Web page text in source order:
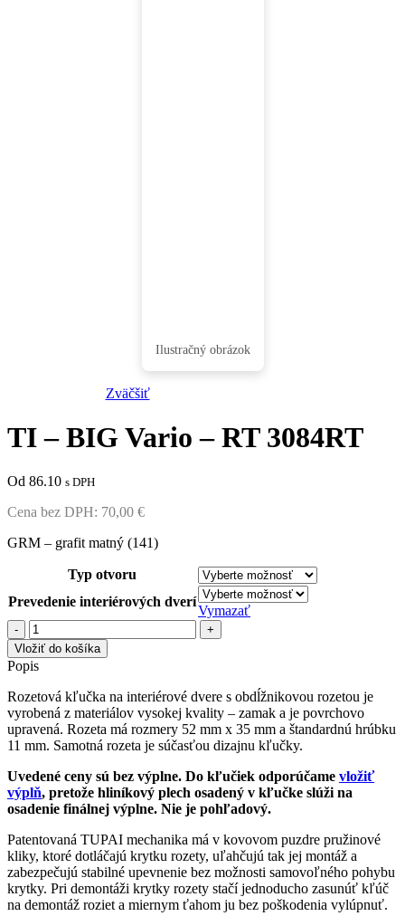
Zväčšiť
TI – BIG Vario – RT 3084RT
Od 86.10 s DPH
Cena bez DPH: 70,00 €
GRM – grafit matný (141)
Typ otvoru
Prevedenie interiérových dverí
Vymazať
množstvo
TI
-
Vario
-
RT
3084RT
Vložiť do košíka
Popis
Rozetová kľučka na interiérové dvere s obdĺžnikovou rozetou je
vyrobená z materiálov vysokej kvality – zamak a je povrchovo
upravená. Rozeta má rozmery 52 mm x 35 mm a štandardnú hrúbku
11 mm. Samotná rozeta je súčasťou dizajnu kľučky.
Uvedené ceny sú bez výplne. Do kľučiek odporúčame vložiť
výplň, pretože hliníkový plech osadený v kľučke slúži na
osadenie finálnej výplne. Nie je pohľadový.
Patentovaná TUPAI mechanika má v kovovom puzdre pružinové
kliky, ktoré dotláčajú krytku rozety, uľahčujú tak jej montáž a
zabezpečujú stabilné upevnenie bez možnosti samovoľného pohybu
krytky. Pri demontáži krytky rozety stačí jednoducho zasunúť kľúč
na demontáž roziet a miernym ťahom ju bez poškodenia vylúpnuť.